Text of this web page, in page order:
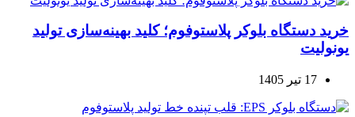
خرید دستگاه بلوکر پلاستوفوم؛ کلید بهینه‌سازی تولید
یونولیت
17 تیر 1405